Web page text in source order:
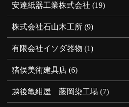
安達紙器工業株式会社 (19)
株式会社石山木工所 (9)
有限会社イソダ器物 (1)
猪俣美術建具店 (6)
越後亀紺屋 藤岡染工場 (7)